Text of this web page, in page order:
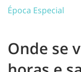
Época Especial
Onde se